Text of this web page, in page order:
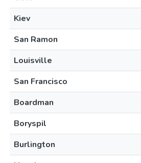
Kiev
San Ramon
Louisville
San Francisco
Boardman
Boryspil
Burlington